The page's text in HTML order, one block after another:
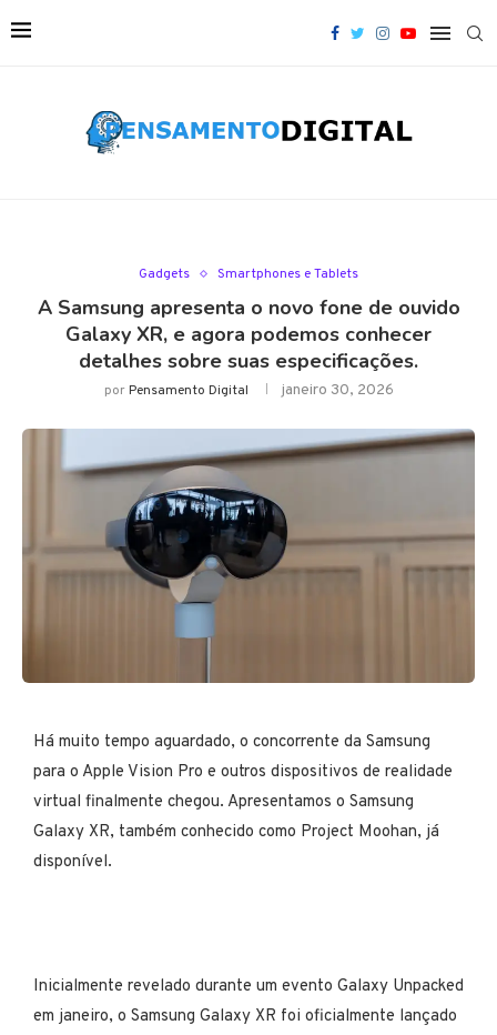
Gadgets Smartphones e Tablets
A Samsung apresenta o novo fone de ouvido
Galaxy XR, e agora podemos conhecer
detalhes sobre suas especificações.
porPensamento Digital janeiro 30, 2026
Há muito tempo aguardado, o concorrente da Samsung
para o Apple Vision Pro e outros dispositivos de realidade
virtual finalmente chegou. Apresentamos o Samsung
Galaxy XR, também conhecido como Project Moohan, já
disponível.
Inicialmente revelado durante um evento Galaxy Unpacked
em janeiro, o Samsung Galaxy XR foi oficialmente lançado